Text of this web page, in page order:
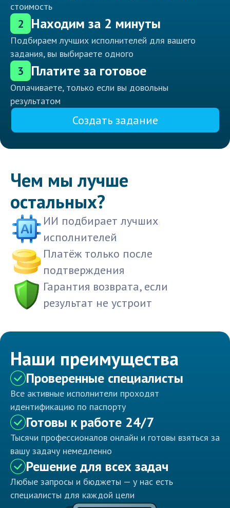
стоимость
2 Находим за 2 минуты
Подбираем лучших исполнителей для вашего
задания, вы выбираете одного
3 Платите за готовое
Оплачиваете, только если вы довольны
результатом
Создать задание
Чем мы лучше
остальных?
ИИ подбирает лучших
исполнителей
Платёж только после
подтверждения
Гарантия возврата, если
результат не устроит
Наши преимущества
Проверенные специалисты
Все активные исполнители проходят
идентификацию по паспорту
Готовы к работе 24/7
Тысячи профессионалов онлайн и готовы взяться за
вашу задачу немедленно
Решение для всех задач
Любые запросы и бюджеты — у нас есть
специалисты для каждой цели